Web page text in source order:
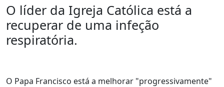
O líder da Igreja Católica está a
recuperar de uma infeção
respiratória.
O Papa Francisco está a melhorar "progressivamente"